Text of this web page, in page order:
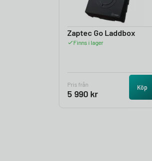
Zaptec Go Laddbox
Finns i lager
Pris från
5 990 kr
Köp